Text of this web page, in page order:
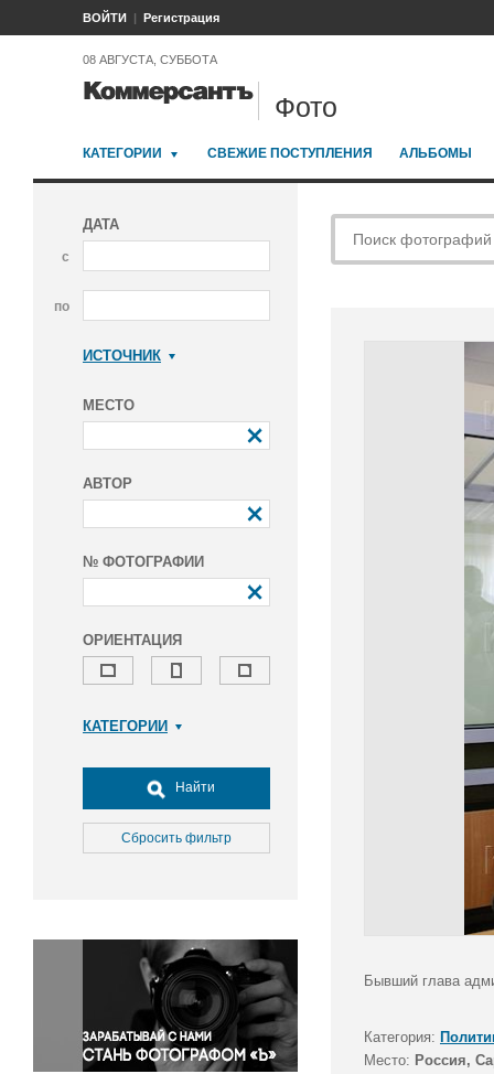
ВОЙТИ Регистрация
08 АВГУСТА, СУББОТА
Фото
КАТЕГОРИИ СВЕЖИЕ ПОСТУПЛЕНИЯ АЛЬБОМЫ
ДАТА
с
по
ИСТОЧНИК
МЕСТО
АВТОР
№ ФОТОГРАФИИ
ОРИЕНТАЦИЯ
КАТЕГОРИИ
Досуг, туризм и отдых
Культура
Медицина
Окружающая среда
Политика
Правосудие
Происшествия и конфликты
Религия
Найти
Сбросить фильтр
Бывший глава
Категория:
Место: Россия,